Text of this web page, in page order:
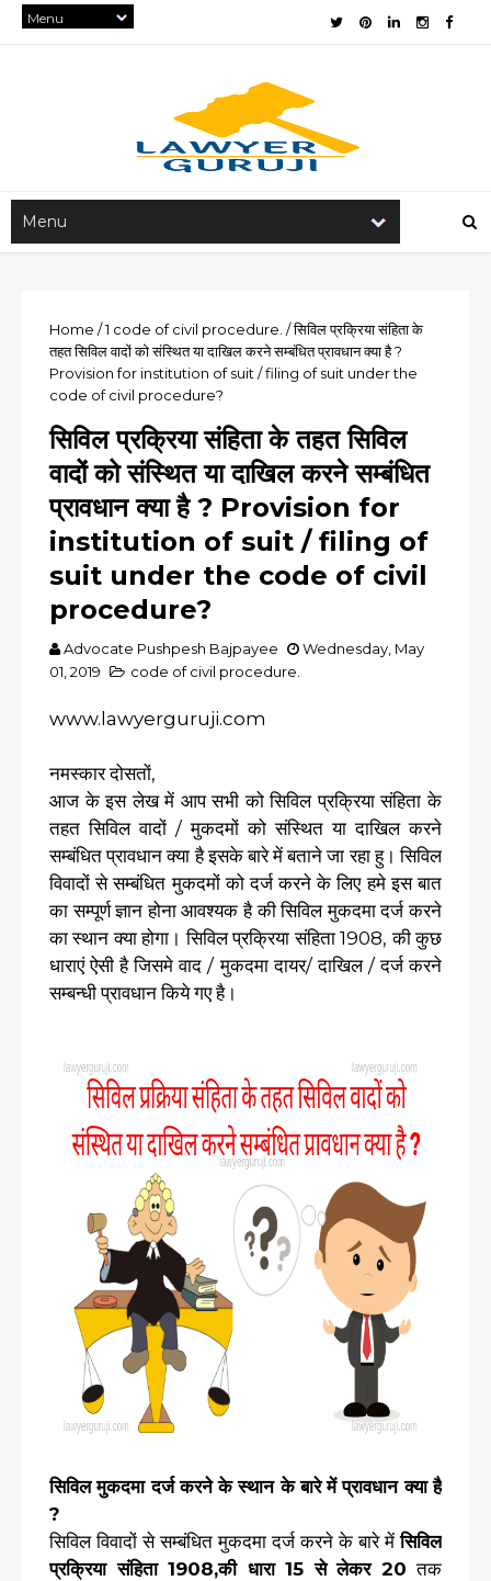
Home /1 code of civil procedure. /सिविल प्रक्रिया संहिता के
तहत सिविल वादों को संस्थित या दाखिल करने सम्बंधित प्रावधान क्या है ?
Provision for institution of suit / filing of suit under the
code of civil procedure?
सिविल प्रक्रिया संहिता के तहत सिविल
वादों को संस्थित या दाखिल करने सम्बंधित
प्रावधान क्या है ? Provision for
institution of suit / filing of
suit under the code of civil
procedure?
Advocate Pushpesh Bajpayee
Wednesday, May
01, 2019
code of civil procedure.
www.lawyerguruji.com
नमस्कार दोसतों,
आज के इस लेख में आप सभी को सिविल प्रक्रिया संहिता के
तहत सिविल वादों / मुकदमों को संस्थित या दाखिल करने
सम्बंधित प्रावधान क्या है इसके बारे में बताने जा रहा हु। सिविल
विवादों से सम्बंधित मुकदमों को दर्ज करने के लिए हमे इस बात
का सम्पूर्ण ज्ञान होना आवश्यक है की सिविल मुकदमा दर्ज करने
का स्थान क्या होगा। सिविल प्रक्रिया संहिता 1908, की कुछ
धाराएं ऐसी है जिसमे वाद / मुकदमा दायर/ दाखिल / दर्ज करने
सम्बन्धी प्रावधान किये गए है।
सिविल मुकदमा दर्ज करने के स्थान के बारे में प्रावधान क्या है
?
सिविल विवादों से सम्बंधित मुकदमा दर्ज करने के बारे मेंसिविल
प्रक्रिया संहिता 1908,की धारा 15 से लेकर 20तक